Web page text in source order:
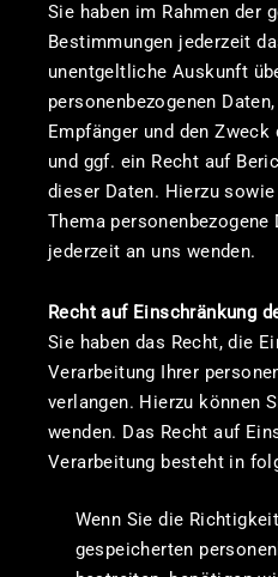
Sie haben im Rahmen der
Bestimmungen jederzeit
unentgeltliche Auskunft
personenbezogenen
Empfänger und den
und ggf. ein Recht auf
dieser Daten. Hierzu
Thema
jederzeit an uns wenden.
Recht auf Einschränkung
Sie haben das Recht, die
Verarbeitung Ihrer
verlangen. Hierzu können
wenden. Das Recht auf
Verarbeitung besteht in
Wenn Sie die
gespeicherten